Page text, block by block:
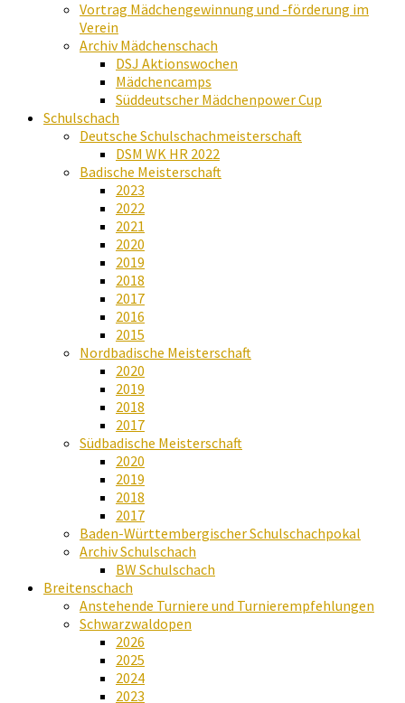
Vortrag Mädchengewinnung und -förderung im
Verein
Archiv Mädchenschach
DSJ Aktionswochen
Mädchencamps
Süddeutscher Mädchenpower Cup
Schulschach
Deutsche Schulschachmeisterschaft
DSM WK HR 2022
Badische Meisterschaft
2023
2022
2021
2020
2019
2018
2017
2016
2015
Nordbadische Meisterschaft
2020
2019
2018
2017
Südbadische Meisterschaft
2020
2019
2018
2017
Baden-Württembergischer Schulschachpokal
Archiv Schulschach
BW Schulschach
Breitenschach
Anstehende Turniere und Turnierempfehlungen
Schwarzwaldopen
2026
2025
2024
2023